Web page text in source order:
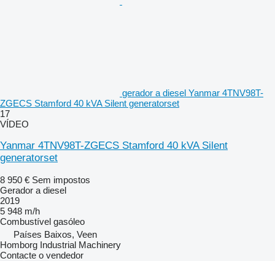
gerador a diesel Yanmar 4TNV98T-
ZGECS Stamford 40 kVA Silent generatorset
17
VÍDEO
Yanmar 4TNV98T-ZGECS Stamford 40 kVA Silent
generatorset
8 950 € Sem impostos
Gerador a diesel
2019
5 948 m/h
Combustível gasóleo
Países Baixos, Veen
Homborg Industrial Machinery
Contacte o vendedor